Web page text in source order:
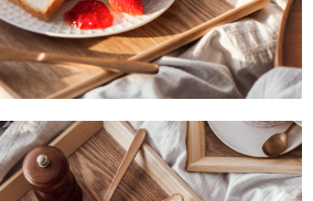
公司提供之「AFTEE先享後付」服務完成之交
內提供個人資料，並將交易相關給付款項請求債
公司。
，請瀏覽以下網址：
經同意申辦者引起之損失，本公司不負相關責
」時，將依據個別帳號之用戶狀況，依本公司即
若仍有額度不足之情形，本公司將視審查結果